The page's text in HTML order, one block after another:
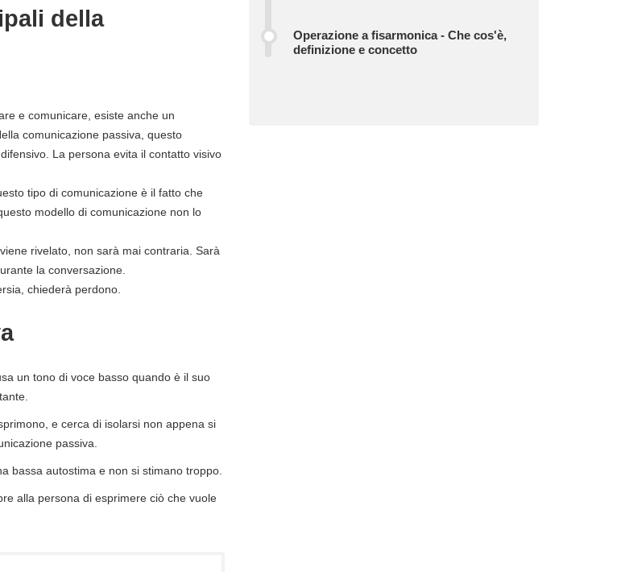
della
e comunicare, esiste anche un
comunicazione passiva, questo
La persona evita il contatto visivo
tipo di comunicazione è il fatto che
modello di comunicazione non lo
rivelato, non sarà mai contraria. Sarà
la conversazione.
chiederà perdono.
un tono di voce basso quando è il suo
e cerca di isolarsi non appena si
passiva.
bassa autostima e non si stimano troppo.
alla persona di esprimere ciò che vuole
Operazione a fisarmonica - Che cos'è,
definizione e concetto